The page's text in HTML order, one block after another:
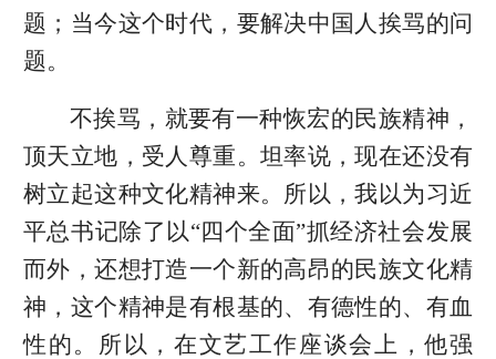
题；当今这个时代，要解决中国人挨骂的问
题。
不挨骂，就要有一种恢宏的民族精神，
顶天立地，受人尊重。坦率说，现在还没有
树立起这种文化精神来。所以，我以为习近
平总书记除了以“四个全面”抓经济社会发展
而外，还想打造一个新的高昂的民族文化精
神，这个精神是有根基的、有德性的、有血
性的。所以，在文艺工作座谈会上，他强